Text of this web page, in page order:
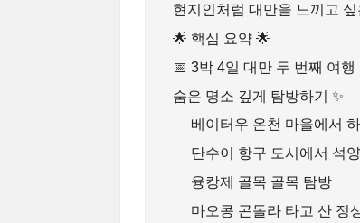
현지인처럼 대만을 느끼고
🌟 핵심 요약 🌟
📅 3박 4일 대만 두 번째 여행
숨은 명소 깊게 탐방하기 ✨
베이터우 온천 마을에서
단수이 항구 도시에서 석
융캉제 골목 골목 탐방
마오콩 곤돌라 타고 산 정